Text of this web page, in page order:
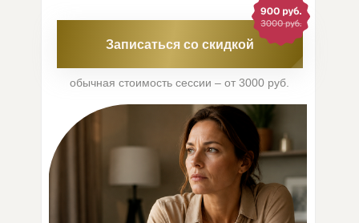
Записаться со скидкой
обычная стоимость сессии – от 3000 руб.